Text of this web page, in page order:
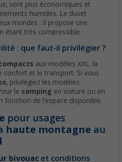
sont plus économiques et
humides. Le duvet
mondes : il propose une
étant très compressible.
: que faut-il privilégier ?
aux modèles XXL, la
confort et le transport. Si vous
, privilégiez les modèles
le camping en voiture ou en
fonction de l'espace disponible.
pour usages
haute montagne au
bivouac et conditions